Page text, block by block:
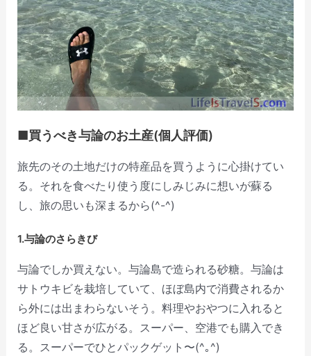
■買うべき与論のお土産(個人評価)
旅先のその土地だけの特産品を買うように心掛けてい
る。それを食べたり使う度にしみじみに想いが蘇る
し、旅の思いも深まるから(^-^)
1.与論のさらきび
与論でしか買えない。与論島で造られる砂糖。与論は
サトウキビを栽培していて、ほぼ島内で消費されるか
ら外には出まわらないそう。料理やおやつに入れると
ほど良い甘さが広がる。スーパー、空港でも購入でき
る。スーパーでひとパックゲット〜(^｡^)